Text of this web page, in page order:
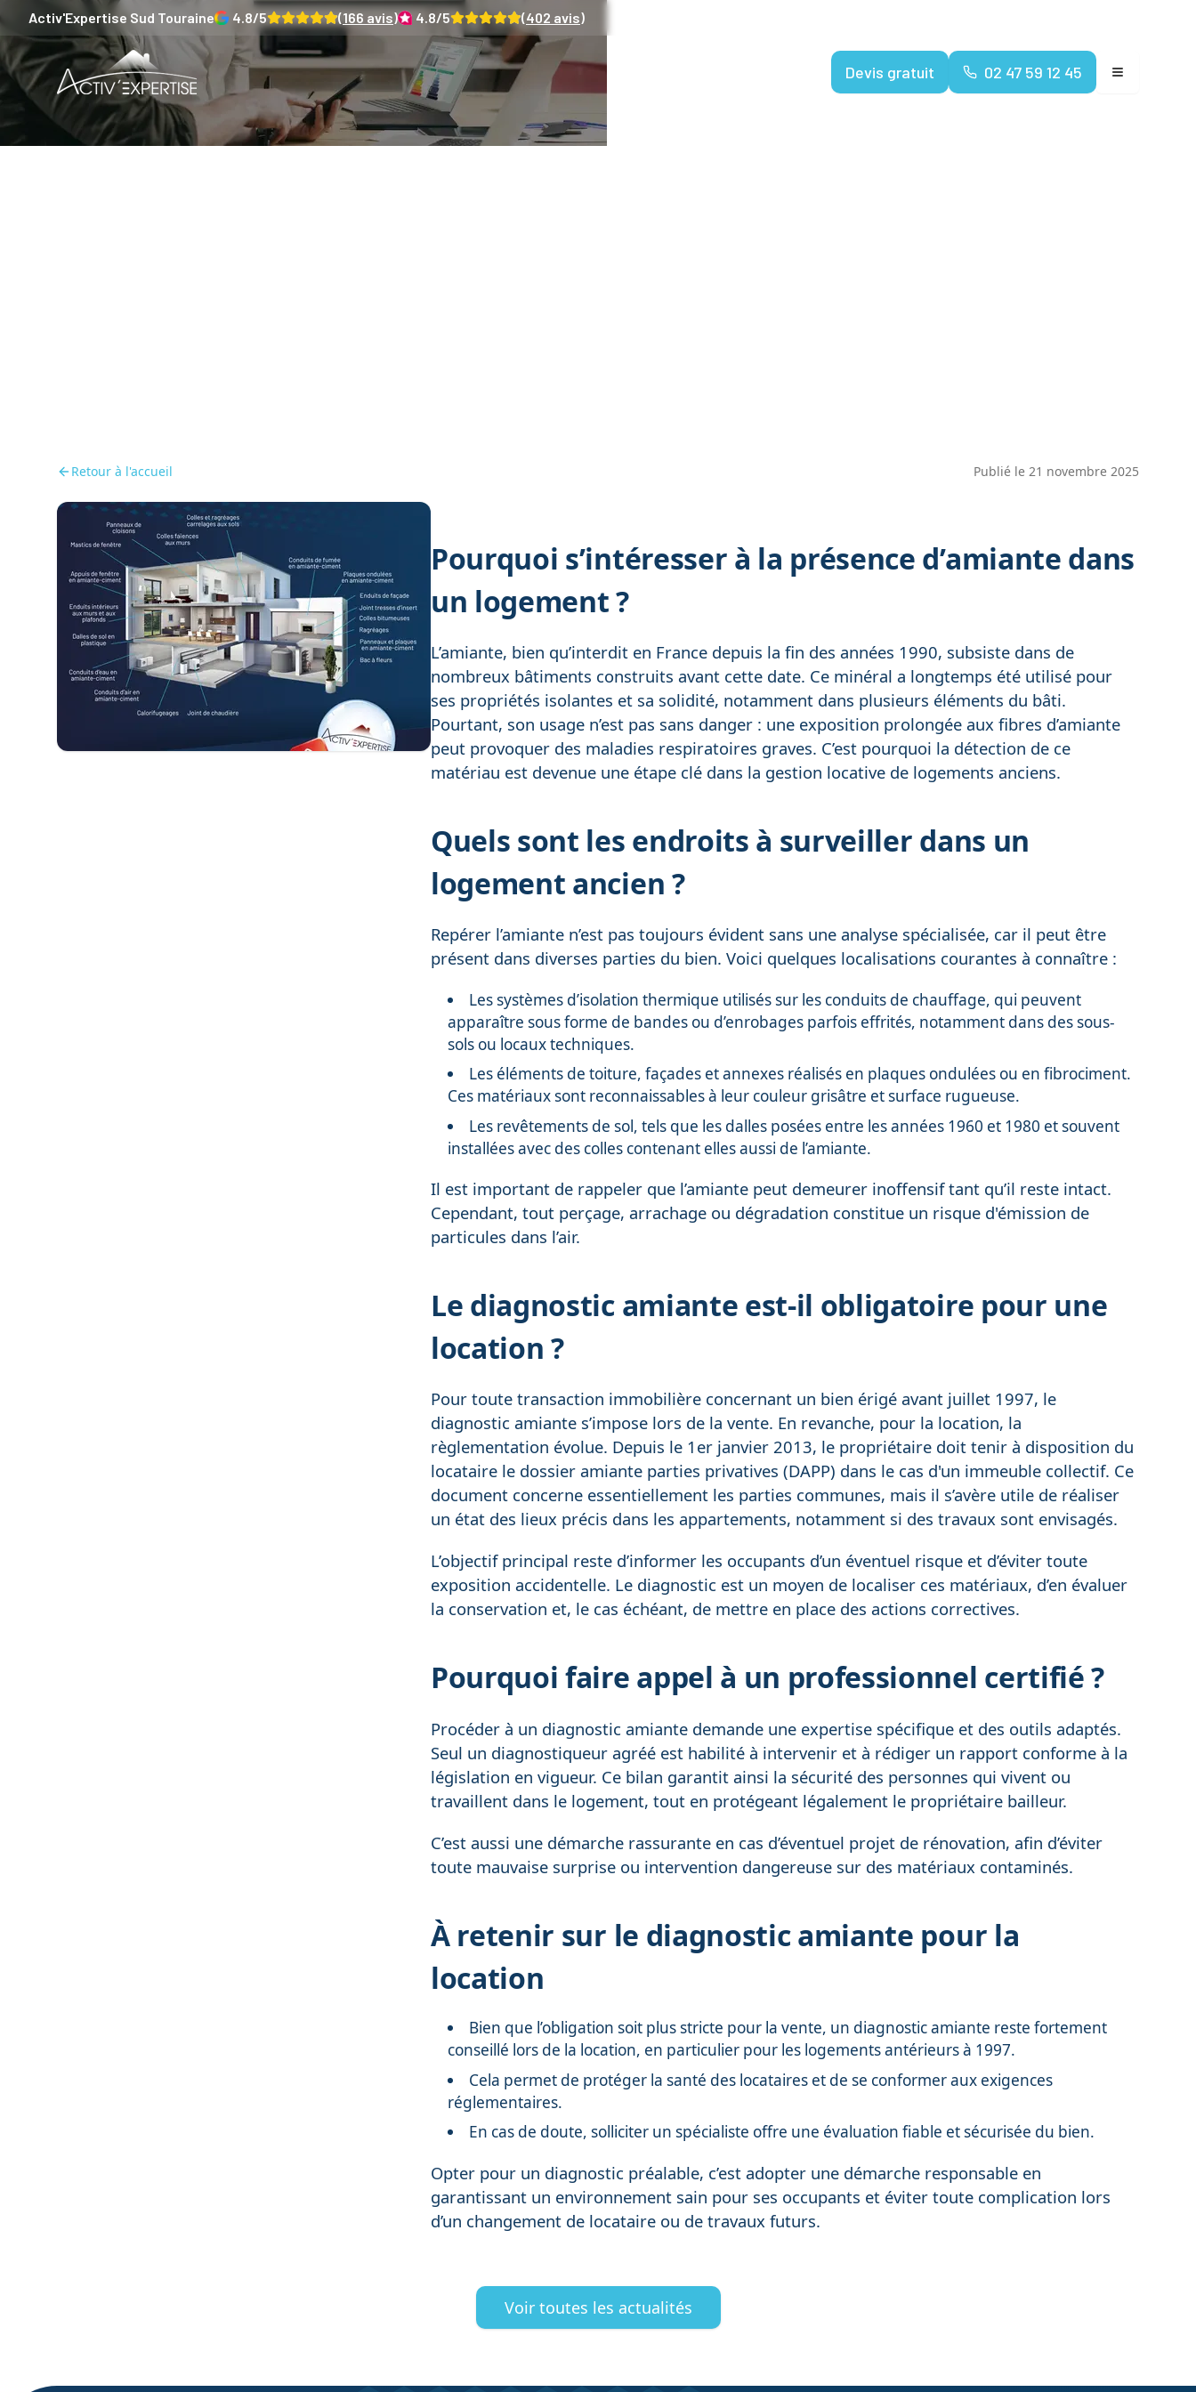
Activ'Expertise Sud Touraine 4.8/5 (166 avis) 4.8/5 (402 avis)
Devis gratuit 02 47 59 12 45
Retour à l'accueil Publié le 21 novembre 2025
Pourquoi s’intéresser à la présence d’amiante dans
un logement ?
L’amiante, bien qu’interdit en France depuis la fin des années 1990, subsiste dans de
nombreux bâtiments construits avant cette date. Ce minéral a longtemps été utilisé pour
ses propriétés isolantes et sa solidité, notamment dans plusieurs éléments du bâti.
Pourtant, son usage n’est pas sans danger : une exposition prolongée aux fibres d’amiante
peut provoquer des maladies respiratoires graves. C’est pourquoi la détection de ce
matériau est devenue une étape clé dans la gestion locative de logements anciens.
Quels sont les endroits à surveiller dans un
logement ancien ?
Repérer l’amiante n’est pas toujours évident sans une analyse spécialisée, car il peut être
présent dans diverses parties du bien. Voici quelques localisations courantes à connaître :
Les systèmes d’isolation thermique utilisés sur les conduits de chauffage, qui peuvent
apparaître sous forme de bandes ou d’enrobages parfois effrités, notamment dans des sous-
sols ou locaux techniques.
Les éléments de toiture, façades et annexes réalisés en plaques ondulées ou en fibrociment.
Ces matériaux sont reconnaissables à leur couleur grisâtre et surface rugueuse.
Les revêtements de sol, tels que les dalles posées entre les années 1960 et 1980 et souvent
installées avec des colles contenant elles aussi de l’amiante.
Il est important de rappeler que l’amiante peut demeurer inoffensif tant qu’il reste intact.
Cependant, tout perçage, arrachage ou dégradation constitue un risque d'émission de
particules dans l’air.
Le diagnostic amiante est-il obligatoire pour une
location ?
Pour toute transaction immobilière concernant un bien érigé avant juillet 1997, le
diagnostic amiante s’impose lors de la vente. En revanche, pour la location, la
règlementation évolue. Depuis le 1er janvier 2013, le propriétaire doit tenir à disposition du
locataire le dossier amiante parties privatives (DAPP) dans le cas d'un immeuble collectif. Ce
document concerne essentiellement les parties communes, mais il s’avère utile de réaliser
un état des lieux précis dans les appartements, notamment si des travaux sont envisagés.
L’objectif principal reste d’informer les occupants d’un éventuel risque et d’éviter toute
exposition accidentelle. Le diagnostic est un moyen de localiser ces matériaux, d’en évaluer
la conservation et, le cas échéant, de mettre en place des actions correctives.
Pourquoi faire appel à un professionnel certifié ?
Procéder à un diagnostic amiante demande une expertise spécifique et des outils adaptés.
Seul un diagnostiqueur agréé est habilité à intervenir et à rédiger un rapport conforme à la
législation en vigueur. Ce bilan garantit ainsi la sécurité des personnes qui vivent ou
travaillent dans le logement, tout en protégeant légalement le propriétaire bailleur.
C’est aussi une démarche rassurante en cas d’éventuel projet de rénovation, afin d’éviter
toute mauvaise surprise ou intervention dangereuse sur des matériaux contaminés.
À retenir sur le diagnostic amiante pour la
location
Bien que l’obligation soit plus stricte pour la vente, un diagnostic amiante reste fortement
conseillé lors de la location, en particulier pour les logements antérieurs à 1997.
Cela permet de protéger la santé des locataires et de se conformer aux exigences
réglementaires.
En cas de doute, solliciter un spécialiste offre une évaluation fiable et sécurisée du bien.
Opter pour un diagnostic préalable, c’est adopter une démarche responsable en
garantissant un environnement sain pour ses occupants et éviter toute complication lors
d’un changement de locataire ou de travaux futurs.
Voir toutes les actualités